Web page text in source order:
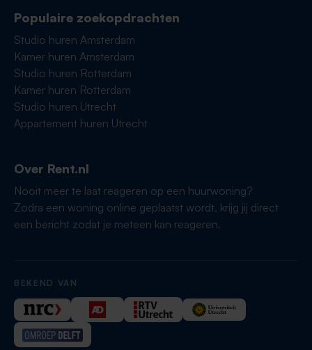
Populaire zoekopdrachten
Studio huren Amsterdam
Kamer huren Amsterdam
Studio huren Rotterdam
Kamer huren Rotterdam
Studio huren Utrecht
Appartement huren Utrecht
Over Rent.nl
Nooit meer te laat reageren op een huurwoning?
Zodra een woning online geplaatst wordt, krijg jij direct
een bericht zodat je meteen kan reageren.
BEKEND VAN